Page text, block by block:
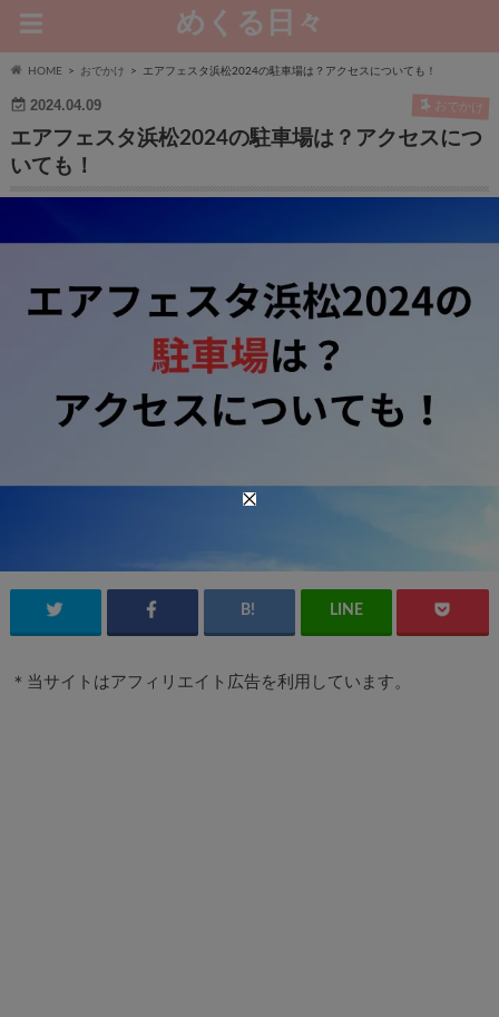
めくる日々
HOME おでかけ エアフェスタ浜松2024の駐車場は？アクセスについても！
2024.04.09 おでかけ
エアフェスタ浜松2024の駐車場は？アクセスにつ
いても！
＊当サイトはアフィリエイト広告を利用しています。